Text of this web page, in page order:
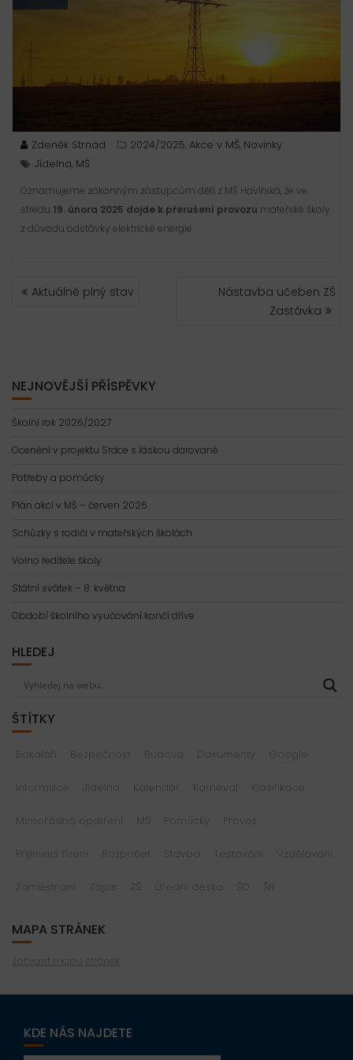
Zdeněk Strnad 2024/2025 Akce v MŠ Novinky
Jídelna MŠ
Oznamujeme zákonným zástupcům dětí z MŠ Havířská, že ve
středu 19. února 2025 dojde k přerušení provozu mateřské školy
z důvodu odstávky elektrické energie.
NAVIGACE
PROAktuálně plný stav
Nástavba učeben ZŠ
Zastávka
NEJNOVĚJŠÍ PŘÍSPĚVKY
Školní rok 2026/2027
Ocenění v projektu Srdce s láskou darované
Potřeby a pomůcky
Plán akcí v MŠ – červen 2026
Schůzky s rodiči v mateřských školách
Volno ředitele školy
Státní svátek – 8. května
Období školního vyučování končí dříve
HLEDEJ
ŠTÍTKY
Bakaláři Bezpečnost Budova Dokumenty Google
Informace Jídelna Kalendář Karneval Klasifikace
Mimořádná opatření MŠ Pomůcky Provoz
Přijímací řízení Rozpočet Stavba Testování Vzdělávání
Zaměstnání Zápis ZŠ Úřední deska ŠD ŠR
MAPA STRÁNEK
Zobrazit mapu stránek
KDE NÁS NAJDETE